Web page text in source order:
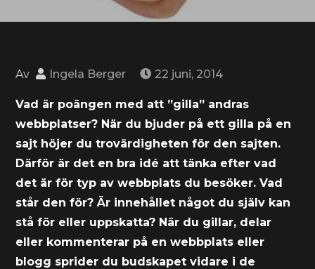
Av Ingela Berger 22 juni, 2014
Vad är poängen med att ”gilla” andras
webbplatser? När du bjuder på ett gilla på en
sajt höjer du trovärdigheten för den sajten.
Därför är det en bra idé att tänka efter vad
det är för typ av webbplats du besöker. Vad
står den för? Är innehållet något du själv kan
stå för eller uppskatta? När du gillar, delar
eller kommenterar på en webbplats eller
blogg sprider du budskapet vidare i de